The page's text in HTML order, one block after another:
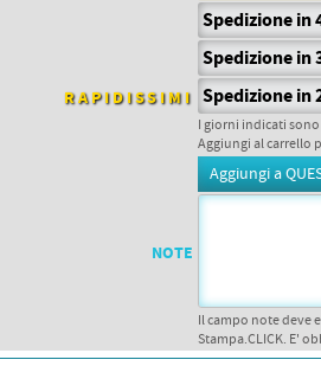
Spedizione in
Spedizione in
RAPIDISSIMI Spedizione in
I giorni indicati
Aggiungi al carrello
NOTE
Il campo note deve
Stampa.CLICK. E'